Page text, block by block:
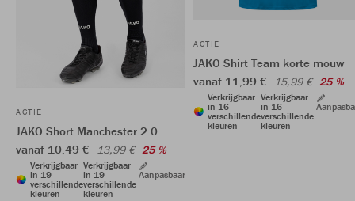
ACTIE
JAKO Short Manchester 2.0
vanaf 10,49 € 13,99 € 25 %
Verkrijgbaar
in 19
verschillende
kleuren
Verkrijgbaar
in 19
verschillende
kleuren
Aanpasbaar
ACTIE
JAKO Shirt Team korte mouw
vanaf 11,99 € 15,99 € 25 %
Verkrijgbaar
in 16
verschillende
kleuren
Verkrijgbaar
in 16
verschillende
kleuren